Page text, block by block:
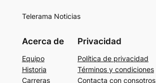
Telerama Noticias
Acerca de
Equipo
Historia
Carreras
Privacidad
Política de privacidad
Términos y condiciones
Contacta con consotros